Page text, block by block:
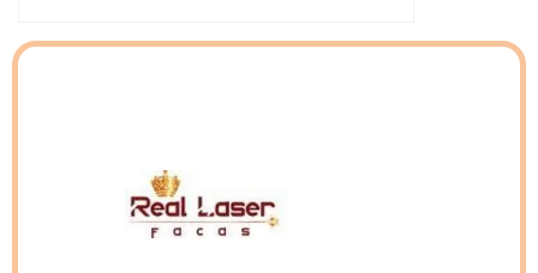
equipe multidisciplinar de consultores
clientes.Tudo isso e muito mais são os motivos
melhor na atualidade para os
clientes.EFICIÊNCIA E QUALIDADE